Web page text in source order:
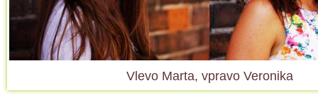
Vlevo Marta, vpravo Veronika